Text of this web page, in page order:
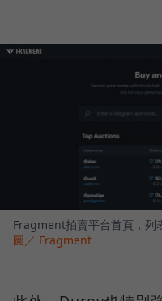
Fragment拍賣平台首頁，列
圖／ Fragment